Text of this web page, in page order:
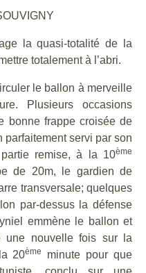
la quasi-totalité de la
totalement à l’abri.
le ballon à merveille
Plusieurs occasions
bonne frappe croisée de
parfaitement servi par son
remise, à la 10ème
de 20m, le gardien de
transversale; quelques
par-dessus la défense
emmène le ballon et
une nouvelle fois sur la
20ème
minute pour que